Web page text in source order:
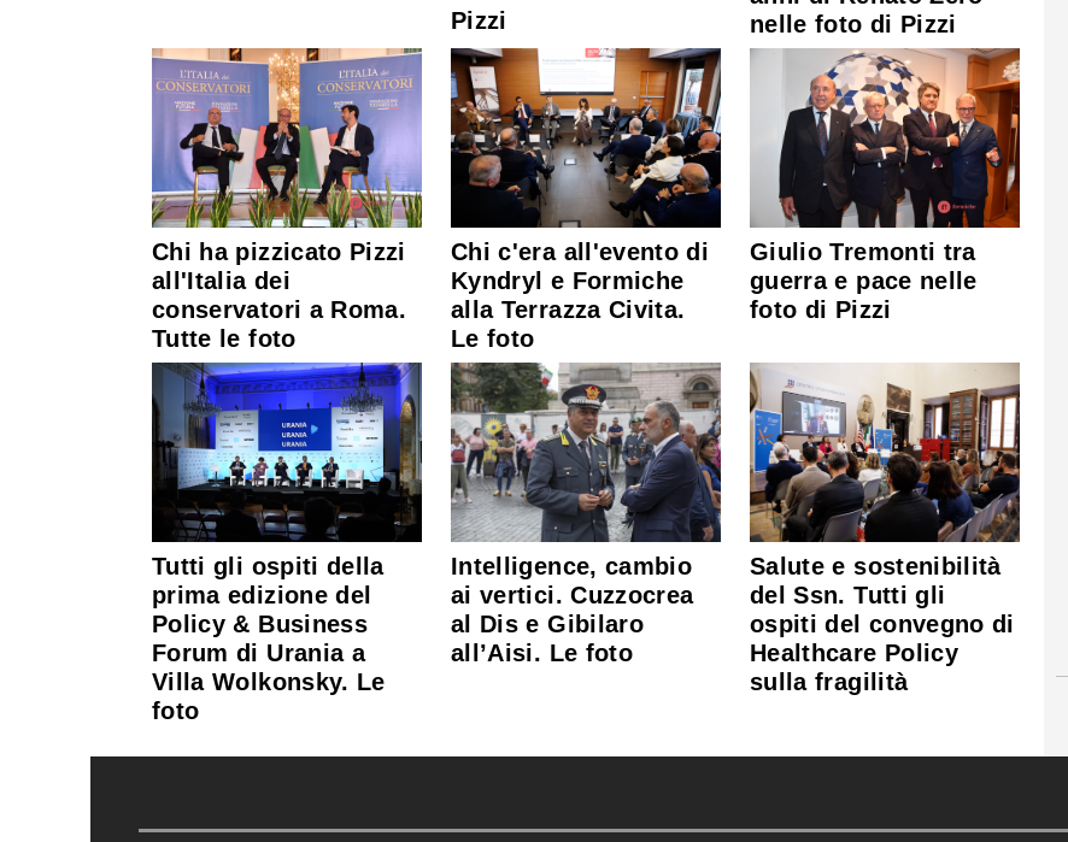
Pizzi
nelle foto di Pizzi
Chi ha pizzicato Pizzi
all'Italia dei
conservatori a Roma.
Tutte le foto
Chi c'era all'evento di
Kyndryl e Formiche
alla Terrazza Civita.
Le foto
Giulio Tremonti tra
guerra e pace nelle
foto di Pizzi
Tutti gli ospiti della
prima edizione del
Policy & Business
Forum di Urania a
Villa Wolkonsky. Le
foto
Intelligence, cambio
ai vertici. Cuzzocrea
al Dis e Gibilaro
all’Aisi. Le foto
Salute e sostenibilità
del Ssn. Tutti gli
ospiti del convegno di
Healthcare Policy
sulla fragilità